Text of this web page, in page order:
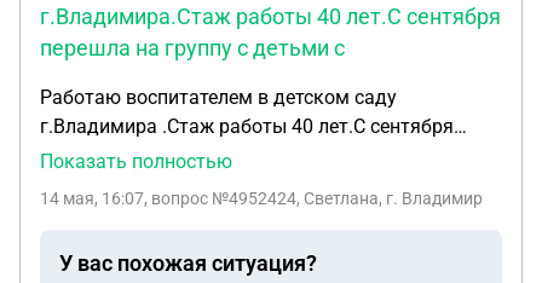
г.Владимира.Стаж работы 40 лет.С сентября
перешла на группу с детьми с
Работаю воспитателем в детском саду
г.Владимира .Стаж работы 40 лет.С сентября
перешла на группу с детьми с ОВЗ.В июле иду в
положено) объясняют ,что проработала на этой
Показать полностью
14 мая, 16:07, вопрос №4952424, Светлана, г. Владимир
У вас похожая ситуация?